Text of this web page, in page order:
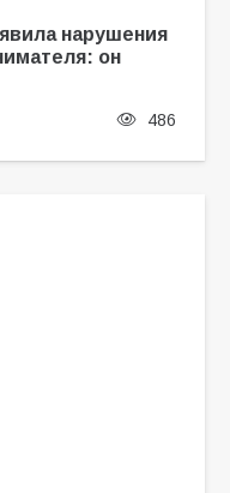
нарушения
он
486